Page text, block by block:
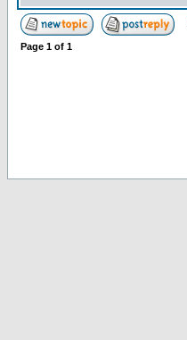
Page 1 of 1